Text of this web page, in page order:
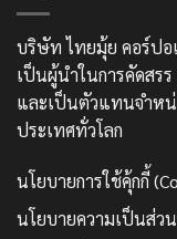
บริษัท ไทยมุ้ย คอร์ปอ
เป็นผู้นำในการคัดสร
และเป็นตัวแทนจำห
ประเทศทั่วโลก
นโยบายการใช้คุ้กกี้
นโยบายความเป็นส่ว